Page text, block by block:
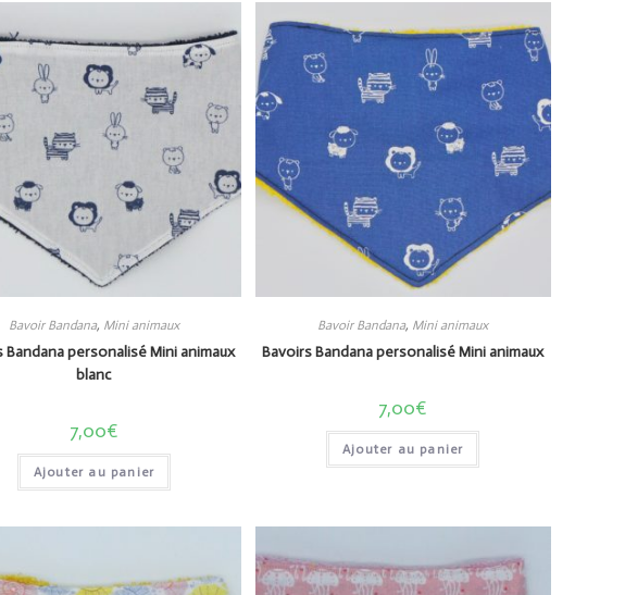
Bavoir Bandana, Mini animaux
Bandana personalisé Mini animaux
blanc
7,00€
Ajouter au panier
Bavoir Bandana, Mini animaux
Bavoirs Bandana personalisé Mini animaux
7,00€
Ajouter au panier